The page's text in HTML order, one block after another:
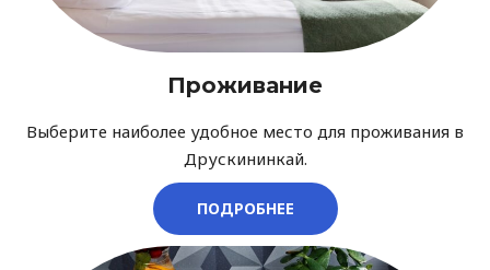
Проживание
Выберите наиболее удобное место для проживания в
Друскининкай.
ПОДРОБНЕЕ